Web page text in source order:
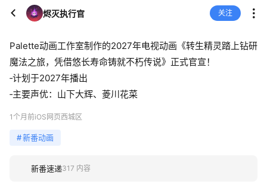
烬灭执行官 关注
Palette动画工作室制作的2027年电视动画《转生精灵踏上钻研
魔法之旅，凭借悠长寿命铸就不朽传说》正式官宣！
‑计划于2027年播出
‑主要声优：山下大辉、菱川花菜
1个月前iOS网页西城区
#新番动画
新番速递317 内容